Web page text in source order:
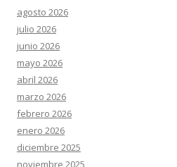
agosto 2026
julio 2026
junio 2026
mayo 2026
abril 2026
marzo 2026
febrero 2026
enero 2026
diciembre 2025
noviembre 2025